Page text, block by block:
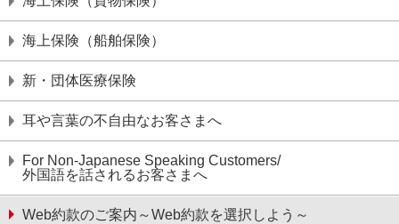
海上保険（船舶保険）
新・団体医療保険
耳や言葉の不自由なお客さまへ
For Non-Japanese Speaking Customers/
外国語を話されるお客さまへ
Web約款のご案内～Web約款を選択しよう～